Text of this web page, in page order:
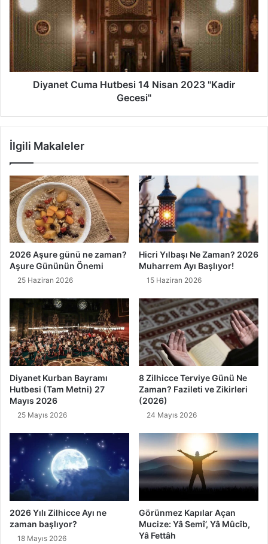
14
Nisan
2023
"Kadir
Gecesi"
Diyanet Cuma Hutbesi 14 Nisan 2023 "Kadir
Gecesi"
İlgili Makaleler
2026 Aşure günü ne zaman?
Aşure Gününün Önemi
25 Haziran 2026
Hicri Yılbaşı Ne Zaman? 2026
Muharrem Ayı Başlıyor!
15 Haziran 2026
Diyanet Kurban Bayramı
Hutbesi (Tam Metni) 27
Mayıs 2026
25 Mayıs 2026
8 Zilhicce Terviye Günü Ne
Zaman? Fazileti ve Zikirleri
(2026)
24 Mayıs 2026
2026 Yılı Zilhicce Ayı ne
zaman başlıyor?
18 Mayıs 2026
Görünmez Kapılar Açan
Mucize: Yâ Semî’, Yâ Mûcîb,
Yâ Fettâh